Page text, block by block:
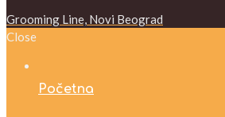
Grooming Line, Novi Beograd
Close
Početna